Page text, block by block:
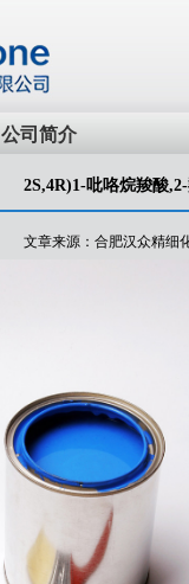
公司简介
2S,4R)1-吡咯烷羧酸
文章来源：合肥汉众精细